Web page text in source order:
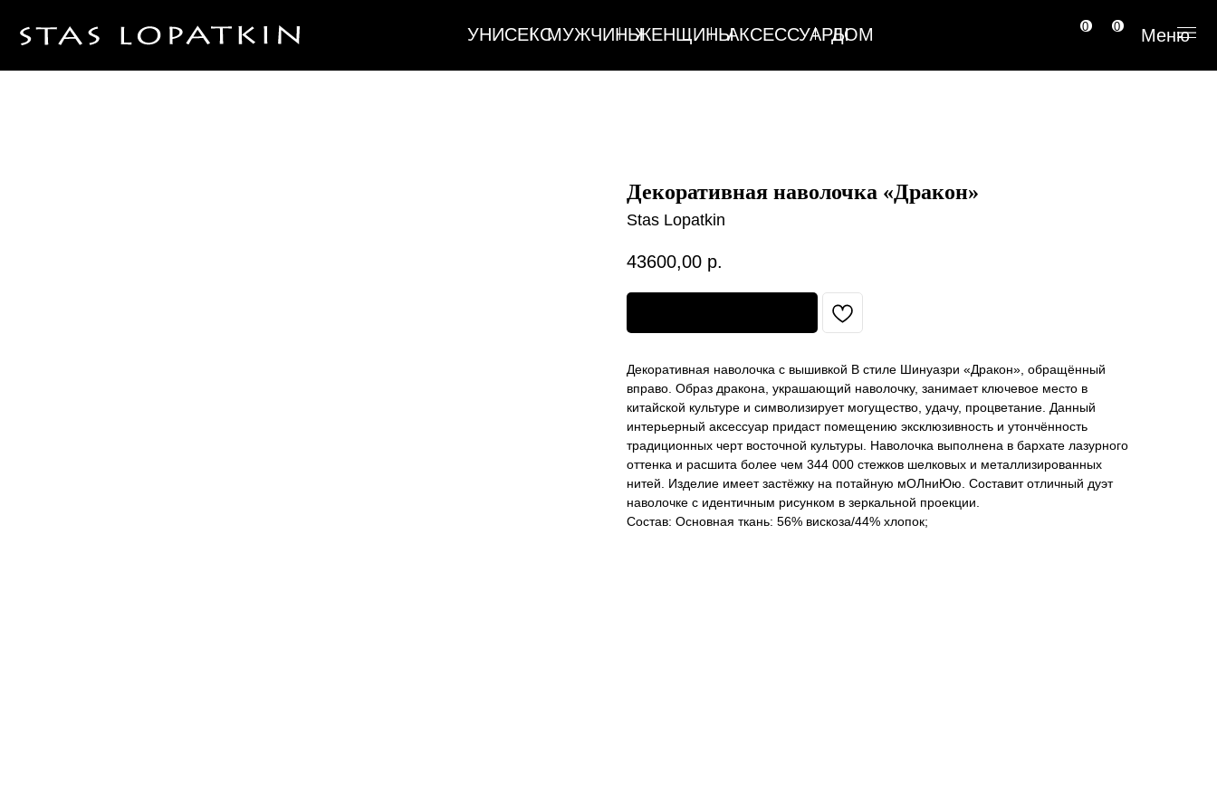
УНИСЕКСМУЖЧИНЫЖЕНЩИНЫАКСЕССУАРЫДОМ
УНИСЕКСМУЖЧИНЫЖЕНЩИНЫАКСЕССУАРЫДОМ
Декоративная наволочка «Дракон»
Stas Lopatkin
43600,00 р.
Декоративная наволочка с вышивкой B стиле Шинуазри «Дракон», обращённый
вправо. Образ дракона, украшающий наволочку, занимает ключевое место в
китайской культуре и символизирует могущество, удачу, процветание. Данный
интерьерный аксессуар придаст помещению эксклюзивность и утончённость
традиционных черт восточной культуры. Наволочка выполнена в бархате лазурного
оттенка и расшита более чем 344 000 стежков шелковых и металлизированных
нитей. Изделие имеет застёжку на потайную мОЛниЮю. Составит отличный дуэт
наволочке с идентичным рисунком в зеркальной проекции.
Состав: Основная ткань: 56% вискоза/44% хлопок;